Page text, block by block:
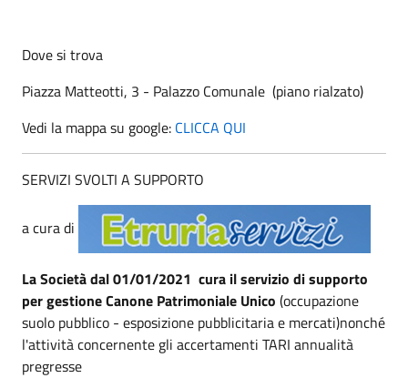
Dove si trova
Piazza Matteotti, 3 - Palazzo Comunale (piano rialzato)
Vedi la mappa su google: CLICCA QUI
SERVIZI SVOLTI A SUPPORTO
a cura di
La Società dal 01/01/2021 cura il servizio di supporto
per gestione Canone Patrimoniale Unico (occupazione
suolo pubblico - esposizione pubblicitaria e mercati)nonché
l'attività concernente gli accertamenti TARI annualità
pregresse